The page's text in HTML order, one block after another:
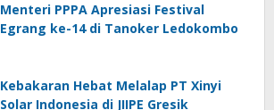
Menteri PPPA Apresiasi Festival
Egrang ke-14 di Tanoker Ledokombo
Kebakaran Hebat Melalap PT Xinyi
Solar Indonesia di JIIPE Gresik